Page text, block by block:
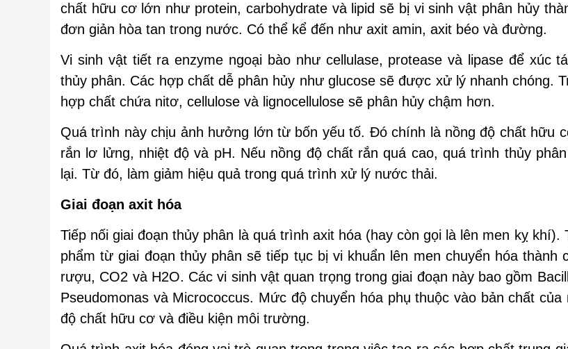
chất hữu cơ lớn như protein, carbohydrate và lipid sẽ bị vi sinh vật phân hủy
đơn giản hòa tan trong nước. Có thể kể đến như axit amin, axit béo và đường.
Vi sinh vật tiết ra enzyme ngoại bào như cellulase, protease và lipase để xúc
thủy phân. Các hợp chất dễ phân hủy như glucose sẽ được xử lý nhanh chóng.
hợp chất chứa nitơ, cellulose và lignocellulose sẽ phân hủy chậm hơn.
Quá trình này chịu ảnh hưởng lớn từ bốn yếu tố. Đó chính là nồng độ chất hữu
rắn lơ lửng, nhiệt độ và pH. Nếu nồng độ chất rắn quá cao, quá trình thủy
lại. Từ đó, làm giảm hiệu quả trong quá trình xử lý nước thải.
Giai đoạn axit hóa
Tiếp nối giai đoạn thủy phân là quá trình axit hóa (hay còn gọi là lên men kỵ khí).
phẩm từ giai đoạn thủy phân sẽ tiếp tục bị vi khuẩn lên men chuyển hóa thành
rượu, CO2 và H2O. Các vi sinh vật quan trọng trong giai đoạn này bao gồm
Pseudomonas và Micrococcus. Mức độ chuyển hóa phụ thuộc vào bản chất
độ chất hữu cơ và điều kiện môi trường.